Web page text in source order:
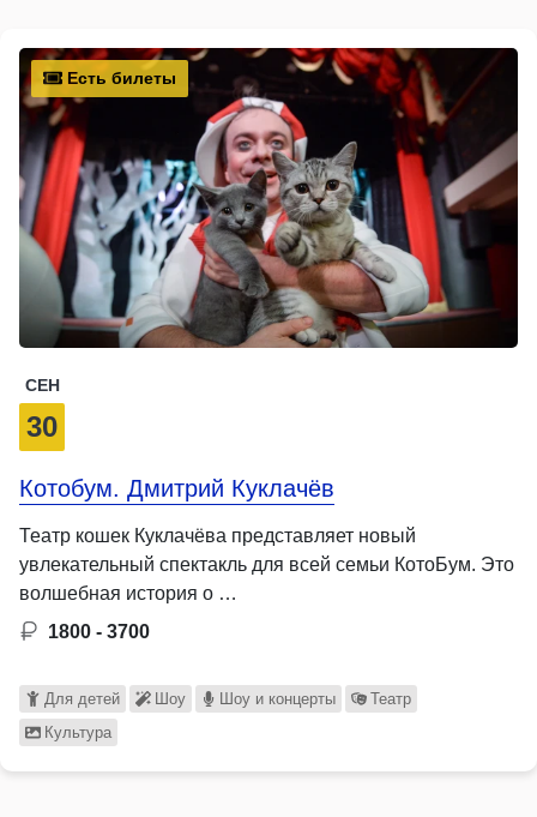
Есть билеты
СЕН
30
Котобум. Дмитрий Куклачёв
Театр кошек Куклачёва представляет новый
увлекательный спектакль для всей семьи КотоБум. Это
волшебная история о …
1800 - 3700
Для детей Шоу Шоу и концерты
Театр
Культура